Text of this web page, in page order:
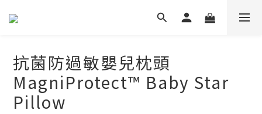
抗菌防過敏嬰兒枕頭
MagniProtect™ Baby Star
Pillow